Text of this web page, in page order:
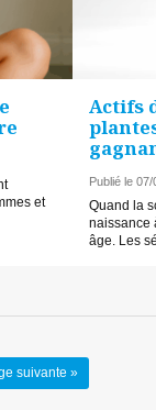
et
Actifs
Publié le 07/
Quand la
naissance
âge. Les
suivante »